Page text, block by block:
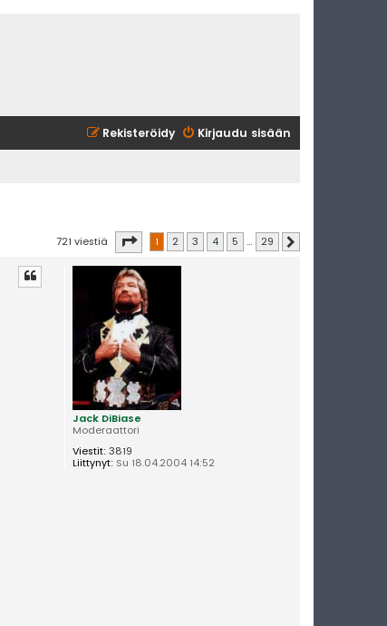
Kirjaudu sisään
Rekisteröidy
721 viestiä Sivu 29
1 2 3 4 5 … 29
Jack DiBiase
Moderaattori
Viestit: 3819
Liittynyt: Su 18.04.2004 14:52